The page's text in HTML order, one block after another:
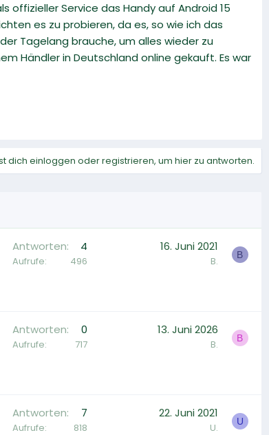
offizieller Service das Handy auf Android 15
es zu probieren, da es, so wie ich das
Tagelang brauche, um alles wieder zu
Händler in Deutschland online gekauft. Es war
dich einloggen oder registrieren, um hier zu antworten.
Antworten 4
Aufrufe 496
16. Juni 2021
B. B
Antworten 0
Aufrufe 717
13. Juni 2026
B. B
Antworten 7
Aufrufe 818
22. Juni 2021
U. U